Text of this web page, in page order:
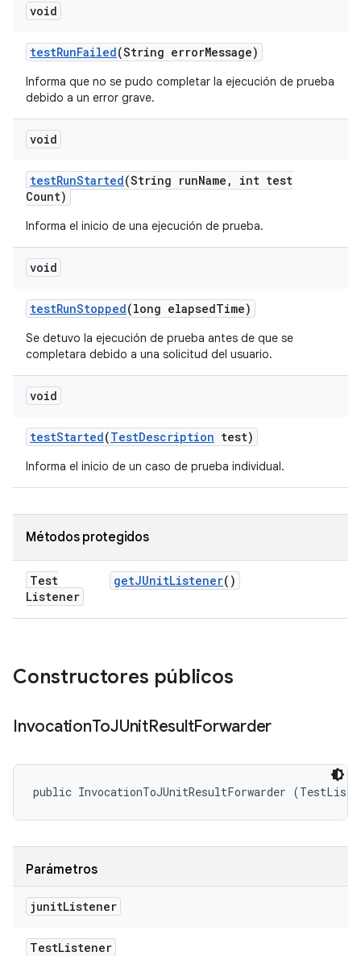
void
testRunFailed(String errorMessage)
Informa que no se pudo completar la ejecución de prueba
debido a un error grave.
void
testRunStarted(String runName ,
int test
Count)
Informa el inicio de una ejecución de prueba.
void
testRunStopped(long elapsedTime)
Se detuvo la ejecución de prueba antes de que se
completara debido a una solicitud del usuario.
void
testStarted(TestDescription test)
Informa el inicio de un caso de prueba individual.
Métodos protegidos
Test
Listener
getJUnitListener()
Constructores públicos
InvocationToJUnitResultForwarder
public InvocationToJUnitResultForwarder
Parámetros
junitListener
TestListener